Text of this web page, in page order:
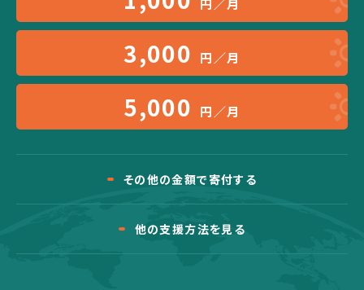
円／月
3,000 円／月
5,000 円／月
その他の金額で寄付する
他の支援方法を見る